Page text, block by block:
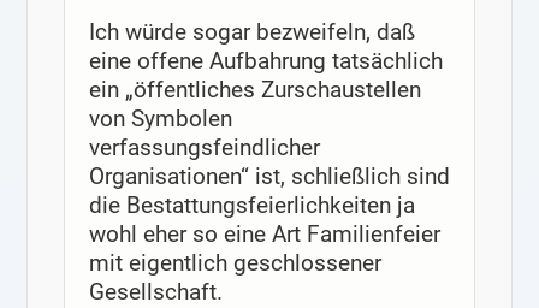
Ich würde sogar bezweifeln, daß
eine offene Aufbahrung tatsächlich
ein „öffentliches Zurschaustellen
von Symbolen
verfassungsfeindlicher
Organisationen“ ist, schließlich sind
die Bestattungsfeierlichkeiten ja
wohl eher so eine Art Familienfeier
mit eigentlich geschlossener
Gesellschaft.